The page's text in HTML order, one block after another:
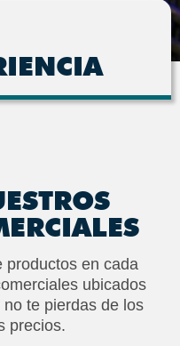
productos en cada
ubicados
te pierdas de los
precios.